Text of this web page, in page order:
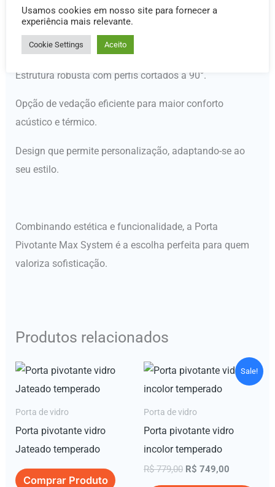
Variedade de cores seguindo as tendências do mercado.
Sistema de pivô para abertura suave e fácil.
Estrutura robusta com perfis cortados a 90°.
Opção de vedação eficiente para maior conforto
acústico e térmico.
Design que permite personalização, adaptando-se ao
seu estilo.
Combinando estética e funcionalidade, a Porta
Pivotante Max System é a escolha perfeita para quem
valoriza sofisticação.
Produtos relacionados
Porta de vidro
Porta pivotante vidro
Jateado temperado
Comprar Produto
Sale!
Porta de vidro
Porta pivotante vidro
incolor temperado
R$779,00
O
original
R$ 779,00.
R$ 749,00
O
preço
Usamos cookies em nosso site para fornecer a
experiência mais relevante.
Cookie Settings Aceito